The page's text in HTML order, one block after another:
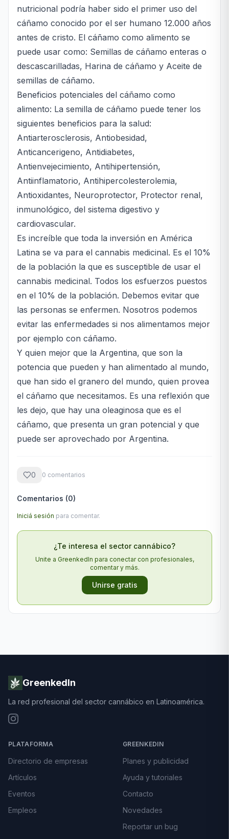
nutricional podría haber sido el primer uso del
cáñamo conocido por el ser humano 12.000 años
antes de cristo. El cáñamo como alimento se
puede usar como: Semillas de cáñamo enteras o
descascarilladas, Harina de cáñamo y Aceite de
semillas de cáñamo.
Beneficios potenciales del cáñamo como
alimento: La semilla de cáñamo puede tener los
siguientes beneficios para la salud:
Antiarterosclerosis, Antiobesidad,
Anticancerigeno, Antidiabetes,
Antienvejecimiento, Antihipertensión,
Antiinflamatorio, Antihipercolesterolemia,
Antioxidantes, Neuroprotector, Protector renal,
inmunológico, del sistema digestivo y
cardiovascular.
Es increíble que toda la inversión en América
Latina se va para el cannabis medicinal. Es el 10%
de la población la que es susceptible de usar el
cannabis medicinal. Todos los esfuerzos puestos
en el 10% de la población. Debemos evitar que
las personas se enfermen. Nosotros podemos
evitar las enfermedades si nos alimentamos mejor
por ejemplo con cáñamo.
Y quien mejor que la Argentina, que son la
potencia que pueden y han alimentado al mundo,
que han sido el granero del mundo, quien provea
el cáñamo que necesitamos. Es una reflexión que
les dejo, que hay una oleaginosa que es el
cáñamo, que presenta un gran potencial y que
puede ser aprovechado por Argentina.
0 0 comentarios
Comentarios (0)
Iniciá sesión para comentar.
¿Te interesa el sector cannábico?
Unite a GreenkedIn para conectar con profesionales,
comentar y más.
Unirse gratis
GreenkedIn
La red profesional del sector cannábico en Latinoamérica.
PLATAFORMA
Directorio de empresas
Artículos
Eventos
Empleos
GREENKEDIN
Planes y publicidad
Ayuda y tutoriales
Contacto
Novedades
Reportar un bug